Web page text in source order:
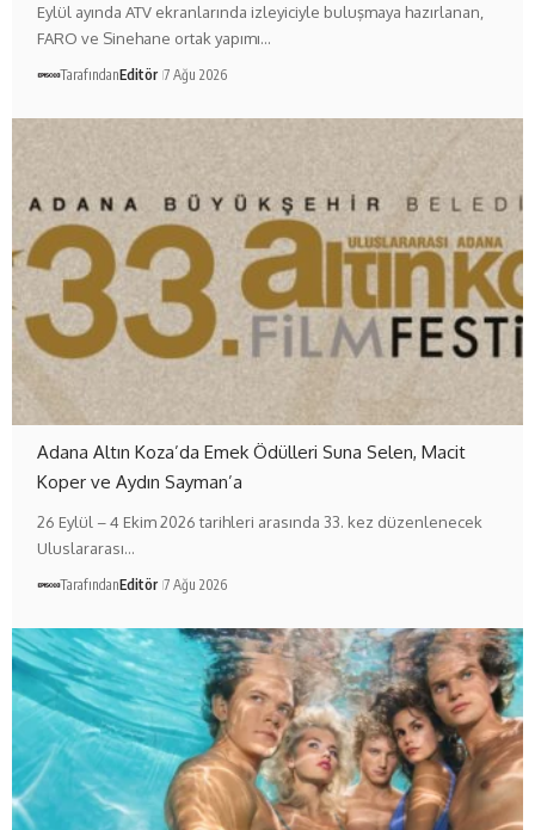
Eylül ayında ATV ekranlarında izleyiciyle buluşmaya hazırlanan,
FARO ve Sinehane ortak yapımı…
TarafındanEditör 7 Ağu 2026
Adana Altın Koza’da Emek Ödülleri Suna Selen, Macit
Koper ve Aydın Sayman’a
26 Eylül – 4 Ekim 2026 tarihleri arasında 33. kez düzenlenecek
Uluslararası…
TarafındanEditör 7 Ağu 2026